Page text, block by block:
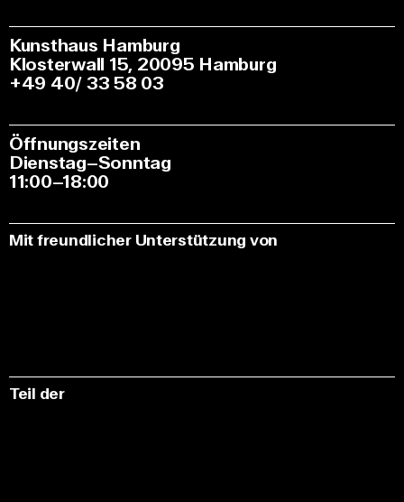
Kunsthaus Hamburg
Klosterwall 15, 20095 Hamburg
+49 40/ 33 58 03
Öffnungszeiten
Dienstag–Sonntag
11:00–18:00
Mit freundlicher Unterstützung von
Teil der